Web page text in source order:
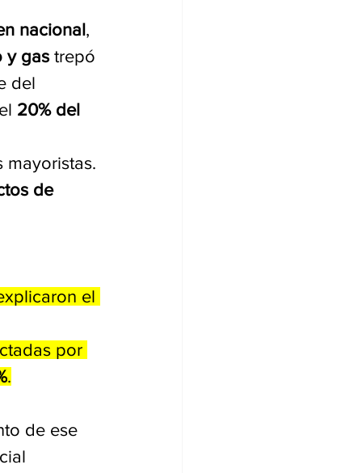
nacional,
y gas trepó
del
20% del
mayoristas.
de
el
por
.
de ese